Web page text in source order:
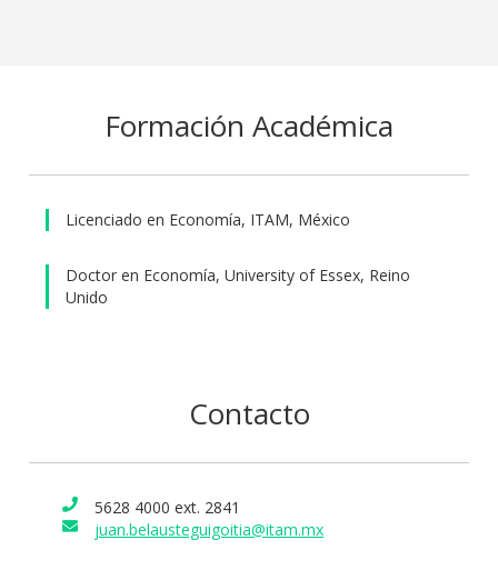
Formación Académica
Licenciado en Economía, ITAM, México
Doctor en Economía, University of Essex, Reino
Unido
Contacto
5628 4000 ext. 2841
juan.belausteguigoitia@itam.mx